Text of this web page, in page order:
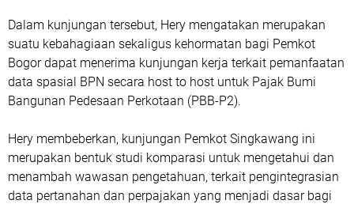
Dalam kunjungan tersebut, Hery mengatakan merupakan
suatu kebahagiaan sekaligus kehormatan bagi Pemkot
Bogor dapat menerima kunjungan kerja terkait pemanfaatan
data spasial BPN secara host to host untuk Pajak Bumi
Bangunan Pedesaan Perkotaan (PBB-P2).
Hery membeberkan, kunjungan Pemkot Singkawang ini
merupakan bentuk studi komparasi untuk mengetahui dan
menambah wawasan pengetahuan, terkait pengintegrasian
data pertanahan dan perpajakan yang menjadi dasar bagi